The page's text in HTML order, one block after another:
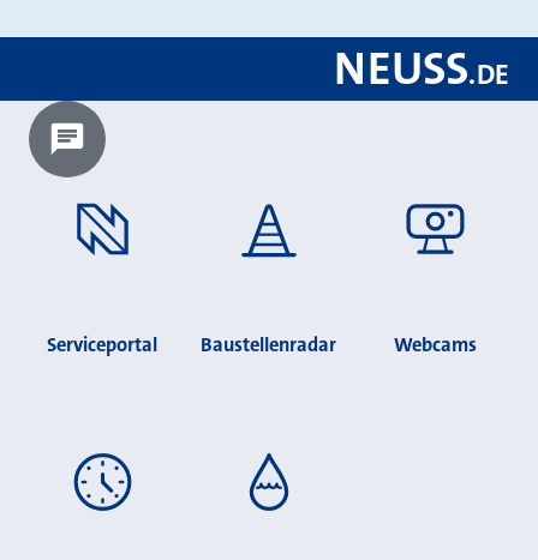
NEUSS.DE
Chatbot laden?
Serviceportal Baustellenradar Webcams